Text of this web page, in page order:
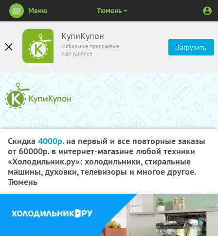
КупиКупон
Мобильное приложение
ещё удобнее
Загрузить
Меню Тюмень
Скидка 4000р.на первый и все повторные заказы
от 60000р. в интернет-магазине любой техники
«Холодильник.ру»: холодильники, стиральные
машины, духовки, телевизоры и многое другое.
Тюмень